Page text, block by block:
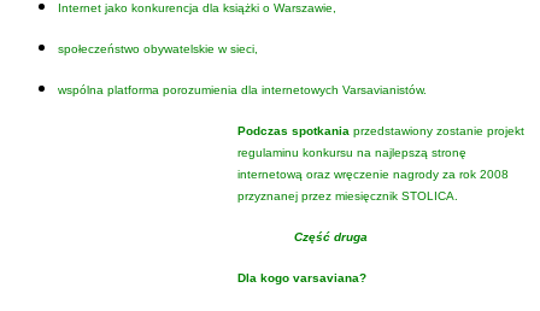
Internet jako konkurencja dla książki o Warszawie,
społeczeństwo obywatelskie w sieci,
wspólna platforma porozumienia dla internetowych Varsavianistów.
Podczas spotkania przedstawiony zostanie projekt
regulaminu konkursu na najlepszą stronę
internetową oraz wręczenie nagrody za rok 2008
przyznanej przez miesięcznik STOLICA.
Część druga
Dla kogo varsaviana?